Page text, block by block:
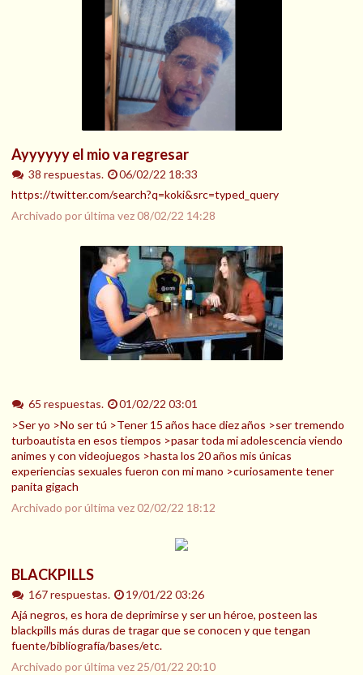
Ayyyyyy el mio va regresar
38 respuestas.
06/02/22 18:33
https://twitter.com/search?q=koki&src=typed_query
Archivado por última vez08/02/22 14:28
65 respuestas.
01/02/22 03:01
>Ser yo >No ser tú >Tener 15 años hace diez años >ser tremendo
turboautista en esos tiempos >pasar toda mi adolescencia viendo
animes y con videojuegos >hasta los 20 años mis únicas
experiencias sexuales fueron con mi mano >curiosamente tener
panita gigach
Archivado por última vez02/02/22 18:12
BLACKPILLS
167 respuestas.
19/01/22 03:26
Ajá negros, es hora de deprimirse y ser un héroe, posteen las
blackpills más duras de tragar que se conocen y que tengan
fuente/bibliografía/bases/etc.
Archivado por última vez 25/01/22 20:10